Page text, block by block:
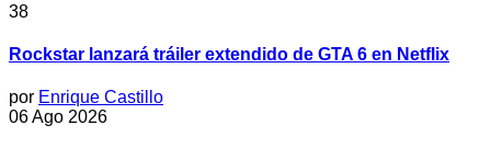
38
Rockstar lanzará tráiler extendido de GTA 6 en Netflix
por Enrique Castillo
06 Ago 2026